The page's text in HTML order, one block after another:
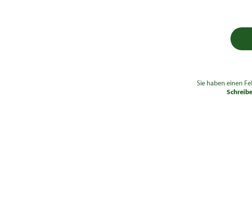
Sie haben einen